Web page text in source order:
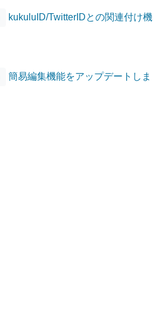
kukuluID/TwitterIDとの関連付け機
簡易編集機能をアップデートしま